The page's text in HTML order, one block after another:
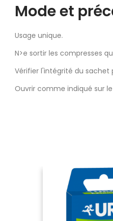
Mode et
Usage unique.
N>e sortir les compresses
Vérifier l'intégrité du
Ouvrir comme indiqué sur